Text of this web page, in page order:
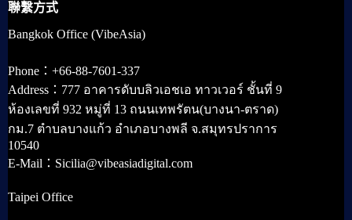
聯繫方式
Bangkok Office (VibeAsia)
Phone：+66-88-7601-337
Address：777 อาคารดับบลิวเอชเอ ทาวเวอร์ ชั้นที่ 9
ห้องเลขที่ 932 หมู่ที่ 13 ถนนเทพรัตน(บางนา-ตราด)
กม.7 ตำบลบางแก้ว อำเภอบางพลี จ.สมุทรปราการ
10540
E-Mail：Sicilia@vibeasiadigital.com
Taipei Office